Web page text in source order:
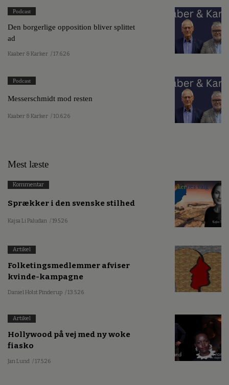
Podcast
Den borgerlige opposition bliver splittet
ad
Kaaber & Karker / 17.6.26
Podcast
Messerschmidt mod resten
Kaaber & Karker / 10.6.26
Mest læste
Kommentar
Sprækker i den svenske stilhed
Kajsa Li Paludan / 19.5.26
Artikel
Folketingsmedlemmer afviser
kvinde-kampagne
Daniel Holst Pinderup / 13.5.26
Artikel
Hollywood på vej med ny woke
fiasko
Jan Lund / 17.5.26